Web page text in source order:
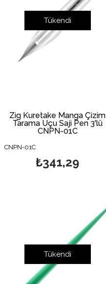
Tükendi
Zig Kuretake Manga Çizim
Tarama Uçu Saji Pen 3'lü
CNPN-01C
CNPN-01C
₺341,29
Tükendi